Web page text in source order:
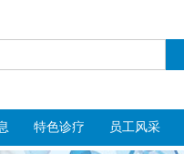
特色诊疗 员工风采